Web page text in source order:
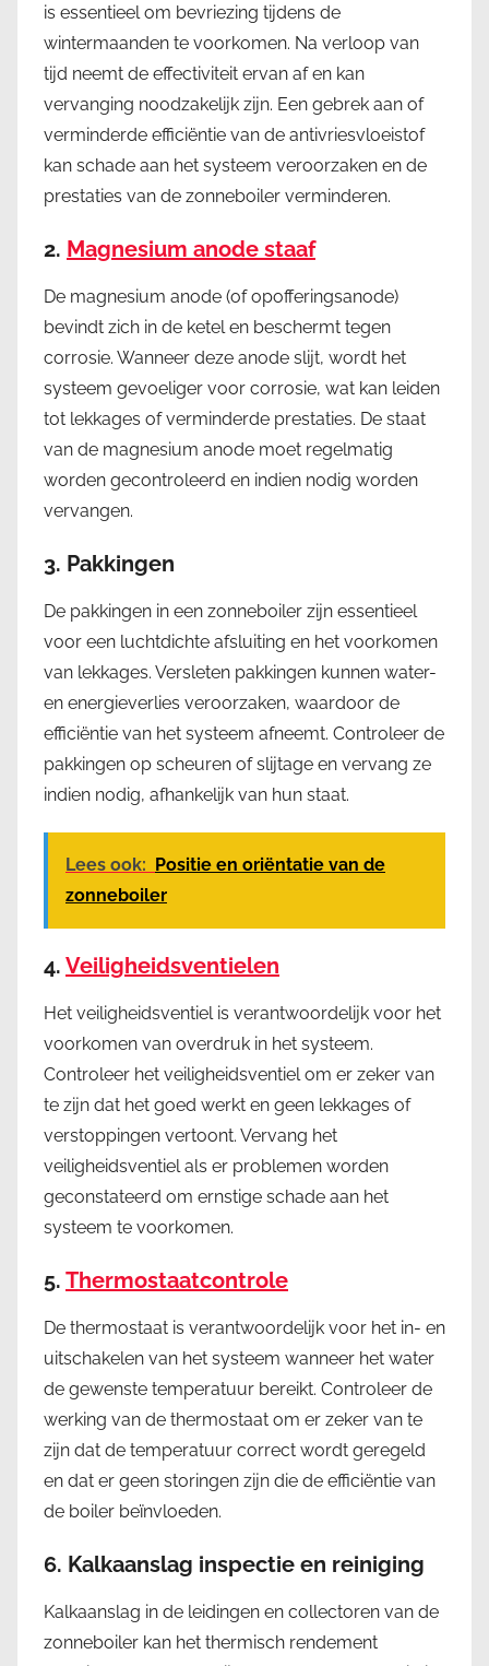
is essentieel om bevriezing tijdens de
wintermaanden te voorkomen. Na verloop van
tijd neemt de effectiviteit ervan af en kan
vervanging noodzakelijk zijn. Een gebrek aan of
verminderde efficiëntie van de antivriesvloeistof
kan schade aan het systeem veroorzaken en de
prestaties van de zonneboiler verminderen.
2. Magnesium anode staaf
De magnesium anode (of opofferingsanode)
bevindt zich in de ketel en beschermt tegen
corrosie. Wanneer deze anode slijt, wordt het
systeem gevoeliger voor corrosie, wat kan leiden
tot lekkages of verminderde prestaties. De staat
van de magnesium anode moet regelmatig
worden gecontroleerd en indien nodig worden
vervangen.
3. Pakkingen
De pakkingen in een zonneboiler zijn essentieel
voor een luchtdichte afsluiting en het voorkomen
van lekkages. Versleten pakkingen kunnen water-
en energieverlies veroorzaken, waardoor de
efficiëntie van het systeem afneemt. Controleer de
pakkingen op scheuren of slijtage en vervang ze
indien nodig, afhankelijk van hun staat.
Lees ook: Positie en oriëntatie van de
zonneboiler
4. Veiligheidsventielen
Het veiligheidsventiel is verantwoordelijk voor het
voorkomen van overdruk in het systeem.
Controleer het veiligheidsventiel om er zeker van
te zijn dat het goed werkt en geen lekkages of
verstoppingen vertoont. Vervang het
veiligheidsventiel als er problemen worden
geconstateerd om ernstige schade aan het
systeem te voorkomen.
5. Thermostaatcontrole
De thermostaat is verantwoordelijk voor het in- en
uitschakelen van het systeem wanneer het water
de gewenste temperatuur bereikt. Controleer de
werking van de thermostaat om er zeker van te
zijn dat de temperatuur correct wordt geregeld
en dat er geen storingen zijn die de efficiëntie van
de boiler beïnvloeden.
6. Kalkaanslag inspectie en reiniging
Kalkaanslag in de leidingen en collectoren van de
zonneboiler kan het thermisch rendement